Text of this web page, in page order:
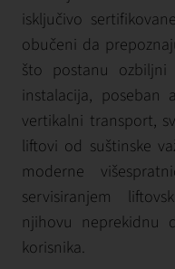
isključivo
obučeni da
što postanu ozbiljni
instalacija,
vertikalni transport,
liftovi od suštinske
moderne
servisiranjem
njihovu neprekidnu
korisnika.